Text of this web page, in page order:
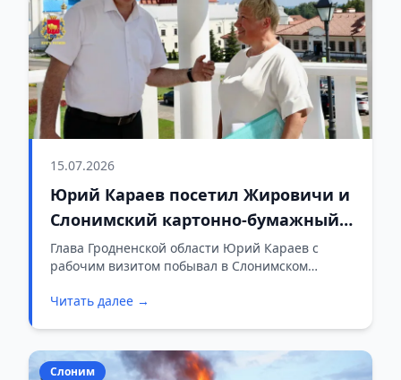
15.07.2026
Юрий Караев посетил Жировичи и
Слонимский картонно-бумажный
завод
Глава Гродненской области Юрий Караев с
рабочим визитом побывал в Слонимском
Читать далее →
Слоним